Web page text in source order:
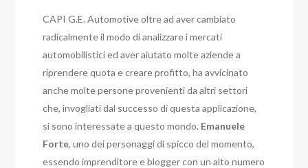
CAPI G.E. Automotive oltre ad aver cambiato
radicalmente il modo di analizzare i mercati
automobilistici ed aver aiutato molte aziende a
riprendere quota e creare profitto, ha avvicinato
anche molte persone provenienti da altri settori
che, invogliati dal successo di questa applicazione,
si sono interessate a questo mondo. Emanuele
Forte, uno dei personaggi di spicco del momento,
essendo imprenditore e blogger con un alto numero